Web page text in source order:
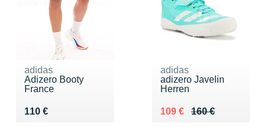
adidas
Adizero Booty
France
110 €
Vendu 110 €
adidas
adizero Javelin
Herren
160 €
Au lieu de 160 €
109 €
Vendu 109 €